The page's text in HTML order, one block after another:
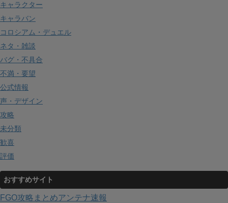
キャラクター
キャラバン
コロシアム・デュエル
ネタ・雑談
バグ・不具合
不満・要望
公式情報
声・デザイン
攻略
未分類
歓喜
評価
おすすめサイト
FGO攻略まとめアンテナ速報